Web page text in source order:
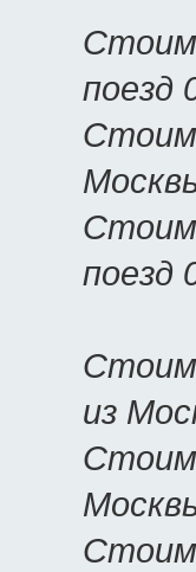
поезд
поезд
из